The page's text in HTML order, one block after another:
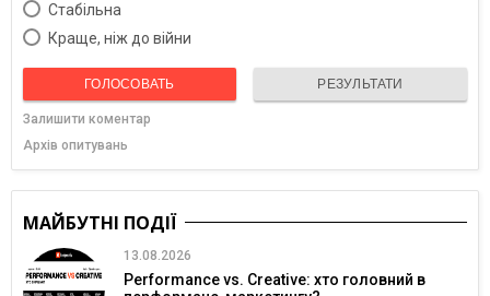
Cтабільна
Краще, ніж до війни
ГОЛОСОВАТЬ РЕЗУЛЬТАТИ
Залишити коментар
Архів опитувань
МАЙБУТНІ ПОДІЇ
13.08.2026
Performance vs. Creative: хто головний в